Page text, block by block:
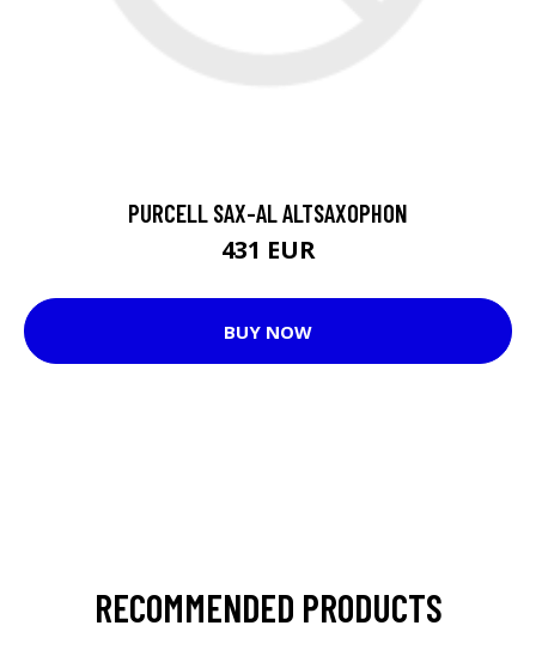
PURCELL SAX-AL ALTSAXOPHON
431 EUR
BUY NOW
RECOMMENDED PRODUCTS